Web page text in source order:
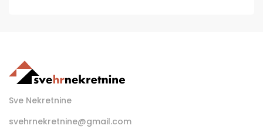
Sve Nekretnine
svehrnekretnine@gmail.com